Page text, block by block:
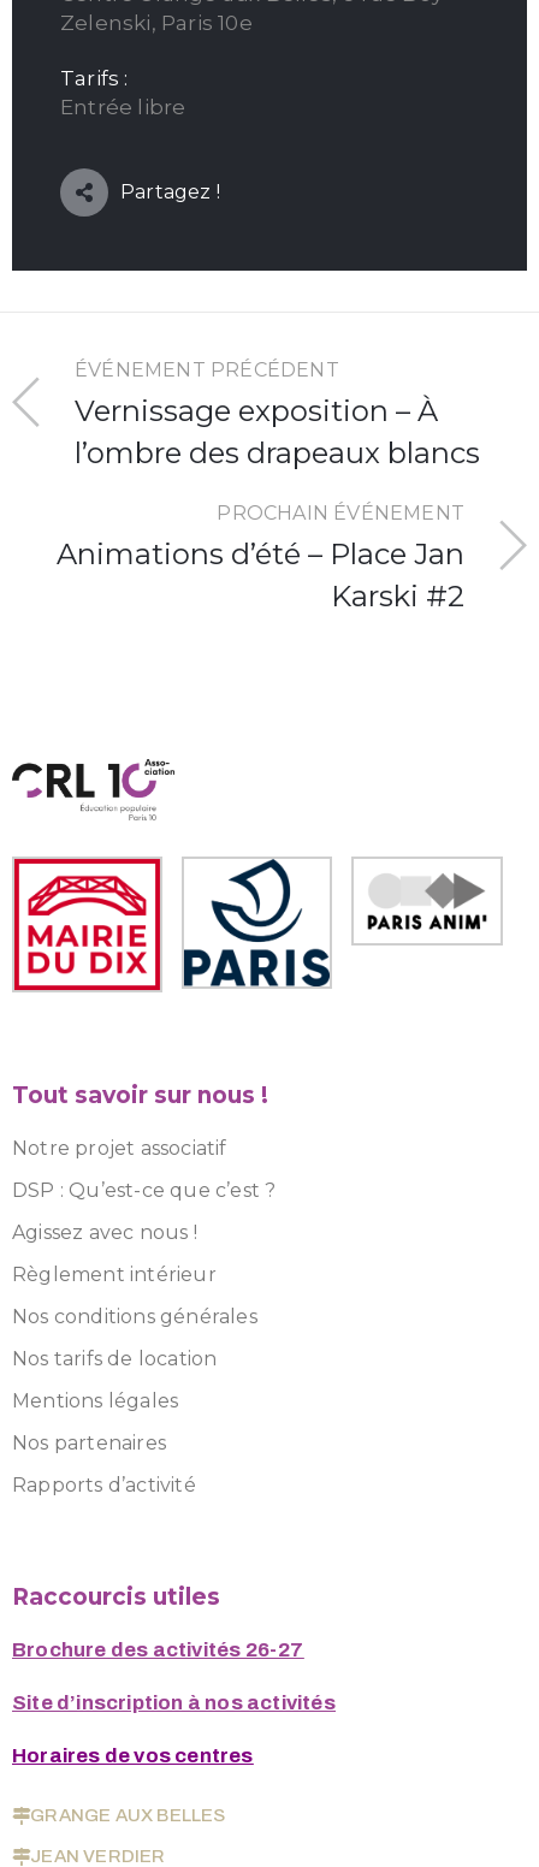
Zelenski, Paris 10e
Tarifs :
Entrée libre
Partagez !
ÉVÉNEMENT PRÉCÉDENT
Vernissage exposition – À
l’ombre des drapeaux blancs
PROCHAIN ÉVÉNEMENT
Animations d’été – Place Jan
Karski #2
Tout savoir sur nous !
Notre projet associatif
DSP : Qu’est-ce que c’est ?
Agissez avec nous !
Règlement intérieur
Nos conditions générales
Nos tarifs de location
Mentions légales
Nos partenaires
Rapports d’activité
Raccourcis utiles
Brochure des activités 26-27
Site d’inscription à nos activités
Horaires de vos centres
GRANGE AUX BELLES
JEAN VERDIER